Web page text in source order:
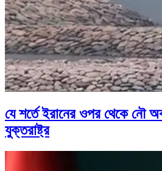
যে শর্তে ইরানের ওপর থেকে নৌ
যুক্তরাষ্ট্র